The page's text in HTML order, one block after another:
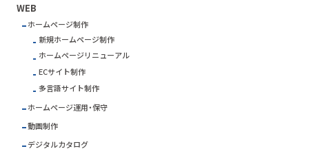
WEB
ホームページ制作
新規ホームページ制作
ホームページリニューアル
ECサイト制作
多言語サイト制作
ホームページ運用・保守
動画制作
デジタルカタログ